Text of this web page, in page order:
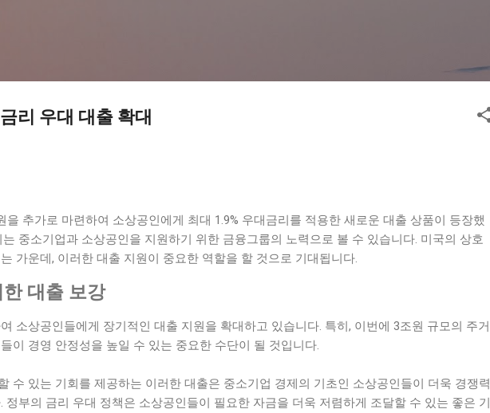
리 우대 대출 확대
을 추가로 마련하여 소상공인에게 최대 1.9% 우대금리를 적용한 새로운 대출 상품이 등장했
중소기업과 소상공인을 지원하기 위한 금융그룹의 노력으로 볼 수 있습니다. 미국의 상호
가운데, 이러한 대출 지원이 중요한 역할을 할 것으로 기대됩니다.
대출 보강
소상공인들에게 장기적인 대출 지원을 확대하고 있습니다. 특히, 이번에 3조원 규모의 주거
이 경영 안정성을 높일 수 있는 중요한 수단이 될 것입니다.
수 있는 기회를 제공하는 이러한 대출은 중소기업 경제의 기초인 소상공인들이 더욱 경쟁력
정부의 금리 우대 정책은 소상공인들이 필요한 자금을 더욱 저렴하게 조달할 수 있는 좋은 기